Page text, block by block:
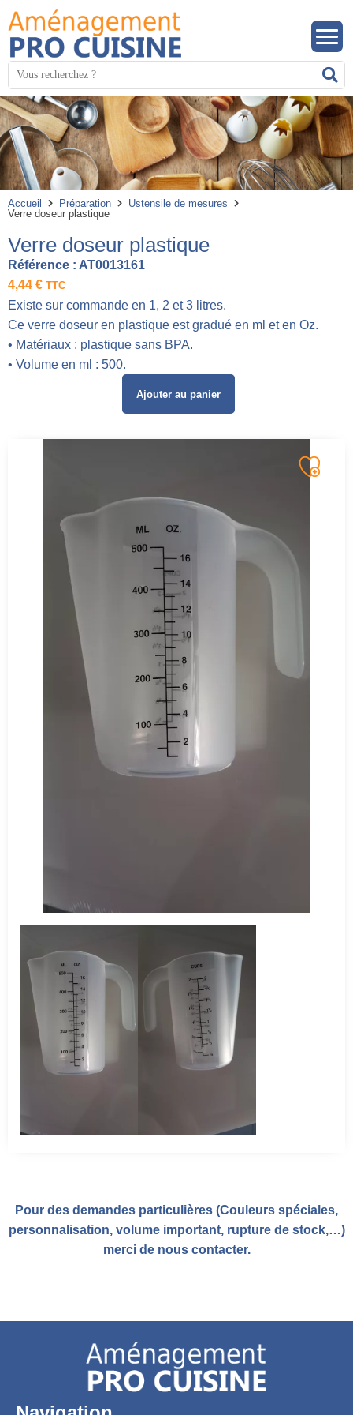
Mots
clés
:
Accueil Préparation
Ustensile de mesures
Verre doseur plastique
Verre doseur plastique
Référence : AT0013161
4,44 € TTC
Existe sur commande en 1, 2 et 3 litres.
Ce verre doseur en plastique est gradué en ml et en Oz.
• Matériaux : plastique sans BPA.
• Volume en ml : 500.
Ajouter au panier
Pour des demandes particulières (Couleurs spéciales,
personnalisation, volume important, rupture de stock,…)
merci de nous contacter.
Panneau de gestion des cookies